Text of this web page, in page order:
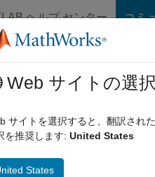
ヘルプ センター コミ
File Exchange
る 回答 閲覧
Control:
6 月 3 1 回答
Web サイトの選択
サイトを選択すると、翻訳され
を推奨します: United States
States